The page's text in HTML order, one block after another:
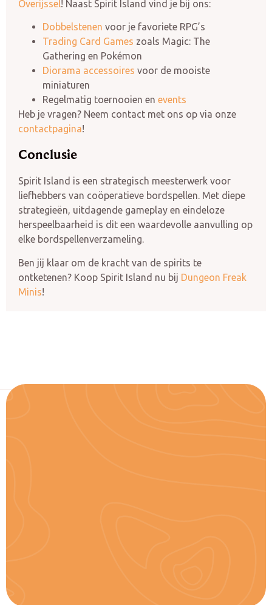
Overijssel! Naast Spirit Island vind je bij ons:
Dobbelstenen voor je favoriete RPG’s
Trading Card Games zoals Magic: The
Gathering en Pokémon
Diorama accessoires voor de mooiste
miniaturen
Regelmatig toernooien en events
Heb je vragen? Neem contact met ons op via onze
contactpagina!
Conclusie
Spirit Island is een strategisch meesterwerk voor
liefhebbers van coöperatieve bordspellen. Met diepe
strategieën, uitdagende gameplay en eindeloze
herspeelbaarheid is dit een waardevolle aanvulling op
elke bordspellenverzameling.
Ben jij klaar om de kracht van de spirits te
ontketenen? Koop Spirit Island nu bij Dungeon Freak
Minis!